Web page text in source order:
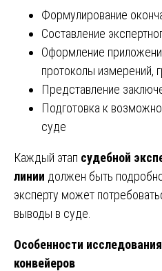
Формулирование
Составление
Оформление
протоколы измерений,
Представление
Подготовка к
суде
Каждый этап судебной
линии должен быть
эксперту может
выводы в суде.
Особенности
конвейеров